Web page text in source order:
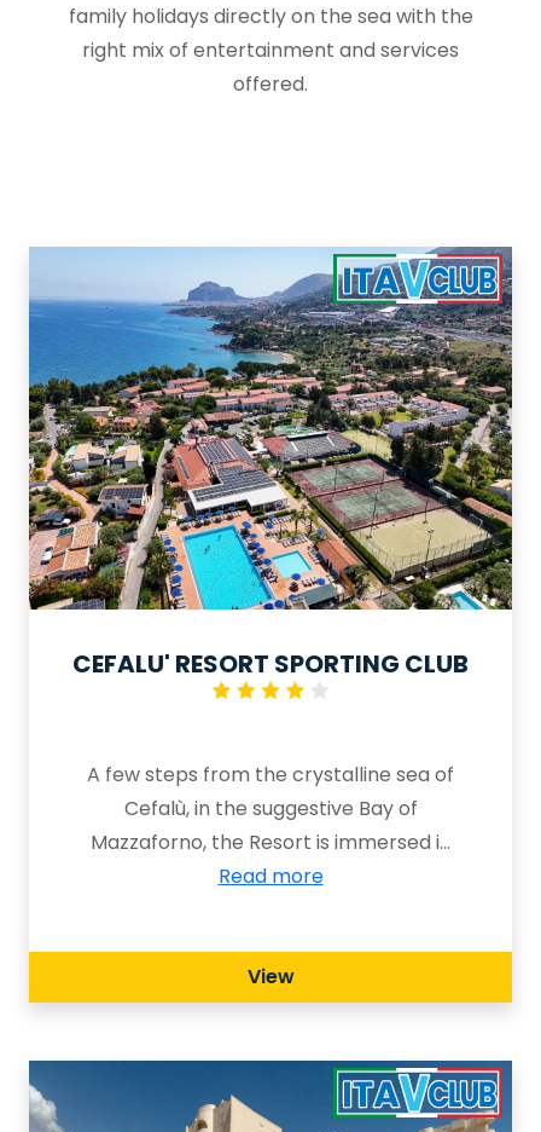
family holidays directly on the sea with the
right mix of entertainment and services
offered.
CEFALU' RESORT SPORTING CLUB
A few steps from the crystalline sea of
Cefalù, in the suggestive Bay of
Mazzaforno, the Resort is immersed in
a splendid Mediterranean garden, a
Read more
View